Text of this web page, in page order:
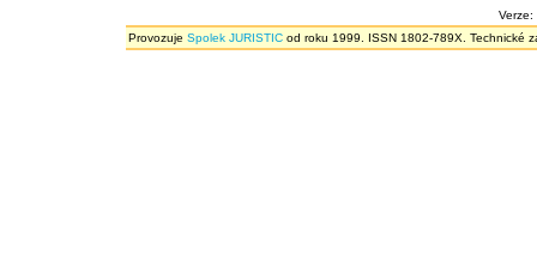
Verze:
Provozuje Spolek JURISTIC od roku 1999. ISSN 1802-789X. Technické